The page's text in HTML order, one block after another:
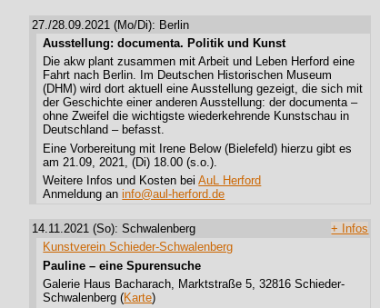
27./28.09.2021 (Mo/Di): Berlin
Ausstellung: documenta. Politik und Kunst
Die akw plant zusammen mit Arbeit und Leben Herford eine
Fahrt nach Berlin. Im Deutschen Historischen Museum
(DHM) wird dort aktuell eine Ausstellung gezeigt, die sich mit
der Geschichte einer anderen Ausstellung: der documenta –
ohne Zweifel die wichtigste wiederkehrende Kunstschau in
Deutschland – befasst.
Eine Vorbereitung mit Irene Below (Bielefeld) hierzu gibt es
am 21.09, 2021, (Di) 18.00 (s.o.).
Weitere Infos und Kosten beiAuL Herford
Anmeldung aninfo@aul-herford.de
+ Infos
14.11.2021 (So): Schwalenberg
Kunstverein Schieder-Schwalenberg
Pauline – eine Spurensuche
Galerie Haus Bacharach, Marktstraße 5, 32816 Schieder-
Schwalenberg (Karte)